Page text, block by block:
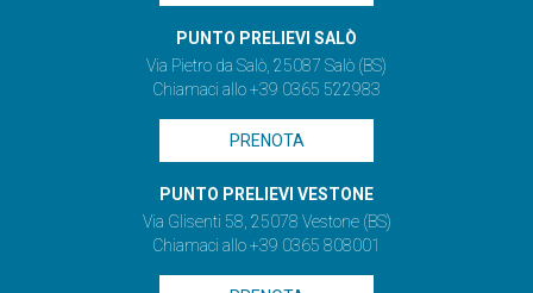
PUNTO PRELIEVI SALÒ
Via Pietro da Salò, 25087 Salò (BS)
Chiamaci allo +39 0365 522983
PRENOTA
PUNTO PRELIEVI VESTONE
Via Glisenti 58, 25078 Vestone (BS)
Chiamaci allo +39 0365 808001